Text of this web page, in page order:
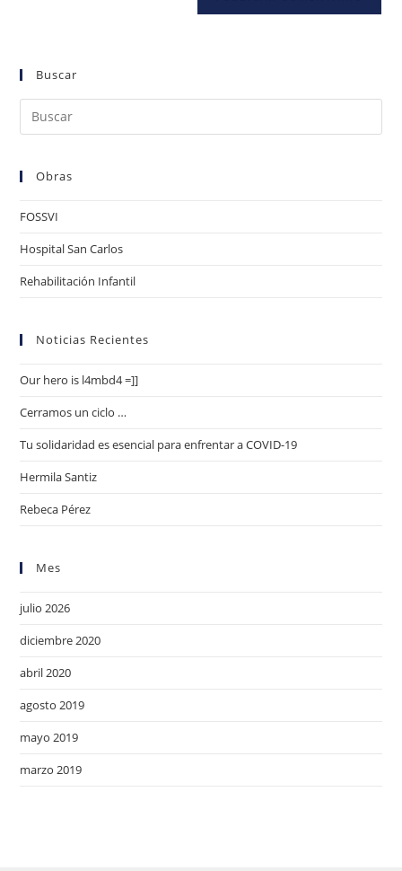
Buscar
Obras
FOSSVI
Hospital San Carlos
Rehabilitación Infantil
Noticias Recientes
Our hero is l4mbd4 =]]
Cerramos un ciclo …
Tu solidaridad es esencial para enfrentar a COVID-19
Hermila Santiz
Rebeca Pérez
Mes
julio 2026
diciembre 2020
abril 2020
agosto 2019
mayo 2019
marzo 2019